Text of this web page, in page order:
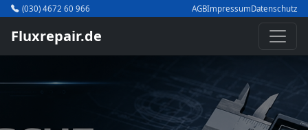
(030) 4672 60 966 AGBImpressumDatenschutz
Fluxrepair.de